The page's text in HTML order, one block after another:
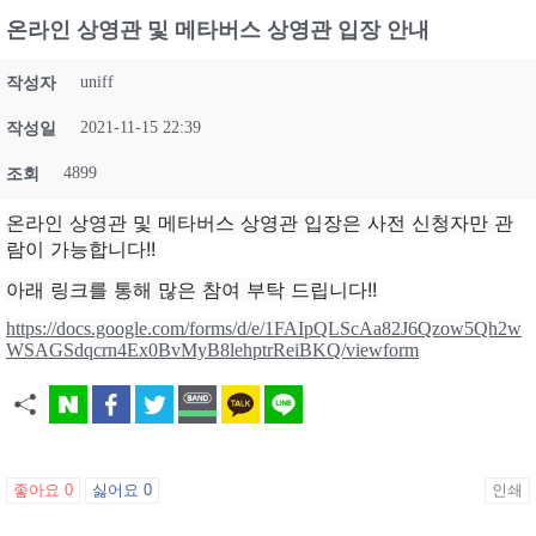
온라인 상영관 및 메타버스 상영관 입장 안내
작성자 uniff
작성일 2021-11-15 22:39
조회 4899
온라인 상영관 및 메타버스 상영관 입장은 사전 신청자만 관
람이 가능합니다!!
아래 링크를 통해 많은 참여 부탁 드립니다!!
https://docs.google.com/forms/d/e/1FAIpQLScAa82J6Qzow5Qh2w
WSAGSdqcrn4Ex0BvMyB8lehptrReiBKQ/viewform
좋아요 0 싫어요 0 인쇄